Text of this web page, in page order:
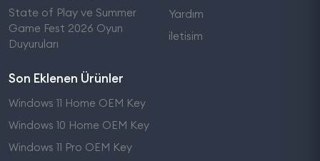
State of Play ve Summer
Game Fest 2026 Oyun
Duyuruları
Yardım
iletisim
Son Eklenen Ürünler
Windows 11 Home OEM Key
Windows 10 Home OEM Key
Windows 11 Pro OEM Key